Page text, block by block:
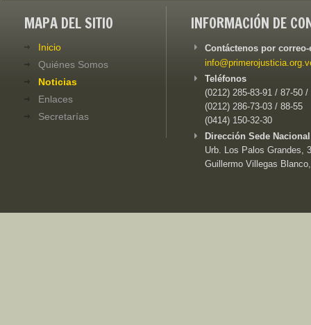
MAPA DEL SITIO
Inicio
Quiénes Somos
Noticias
Enlaces
Secretarías
INFORMACIÓN DE
Contáctenos por
Teléfonos
(0212) 285-83-91 / 87-50 /
(0212) 286-73-03 / 88-55
(0414) 150-32-30
Dirección Sede
Urb. Los Palos Grandes,
Guillermo Villegas